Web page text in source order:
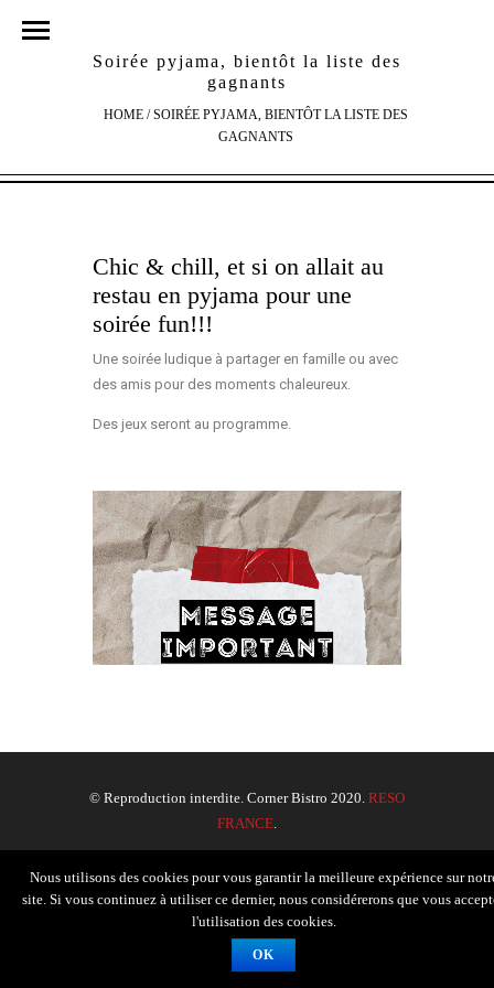
Soirée pyjama, bientôt la liste des
gagnants
HOME/SOIRÉE PYJAMA, BIENTÔT LA LISTE DES
GAGNANTS
Chic & chill, et si on allait au
restau en pyjama pour une
soirée fun!!!
Une soirée ludique à partager en famille ou avec
des amis pour des moments chaleureux.
Des jeux seront au programme.
© Reproduction interdite. Corner Bistro 2020. RESO
FRANCE
Nous utilisons des cookies pour vous garantir la meilleure expérience sur
site. Si vous continuez à utiliser ce dernier, nous considérerons que vous
l'utilisation des cookies.
OK